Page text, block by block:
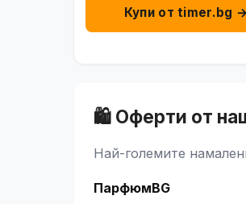
Купи от timer.bg →
🛍️ Оферти от
Най-големите
ПарфюмBG